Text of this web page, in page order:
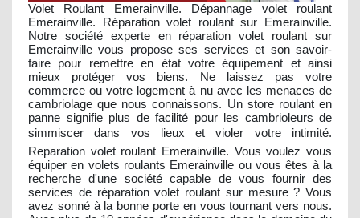
Volet Roulant Emerainville. Dépannage volet roulant
Emerainville. Réparation volet roulant sur Emerainville.
Notre société experte en réparation volet roulant sur
Emerainville vous propose ses services et son savoir-
faire pour remettre en état votre équipement et ainsi
mieux protéger vos biens. Ne laissez pas votre
commerce ou votre logement à nu avec les menaces de
cambriolage que nous connaissons. Un store roulant en
panne signifie plus de facilité pour les cambrioleurs de
simmiscer dans vos lieux et violer votre intimité.
Reparation volet roulant Emerainville. Vous voulez vous
équiper en volets roulants Emerainville ou vous êtes à la
recherche d'une société capable de vous fournir des
services de réparation volet roulant sur mesure ? Vous
avez sonné à la bonne porte en vous tournant vers nous.